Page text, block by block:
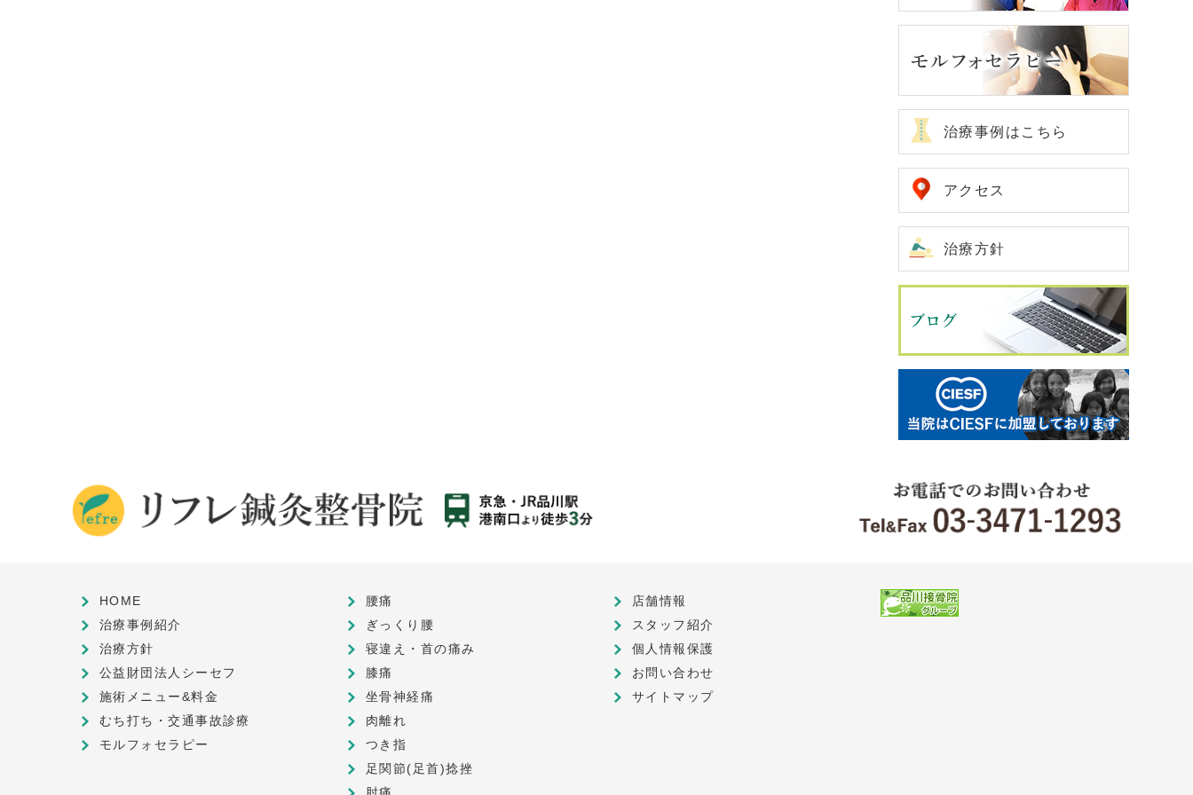
治療事例はこちら
アクセス
治療方針
HOME
治療事例紹介
治療方針
公益財団法人シーセフ
施術メニュー&料金
むち打ち・交通事故診療
モルフォセラピー
腰痛
ぎっくり腰
寝違え・首の痛み
膝痛
坐骨神経痛
肉離れ
つき指
足関節(足首)捻挫
店舗情報
スタッフ紹介
個人情報保護
お問い合わせ
サイトマップ